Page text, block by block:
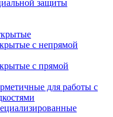
защиты
с непрямой
с прямой
для работы с